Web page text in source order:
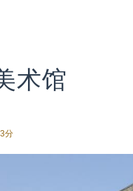
术馆
分